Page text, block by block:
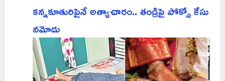
కన్నకూతురిపైనే అత్యాచారం.. తండ్రిపై పోక్సో కేసు
నమోదు